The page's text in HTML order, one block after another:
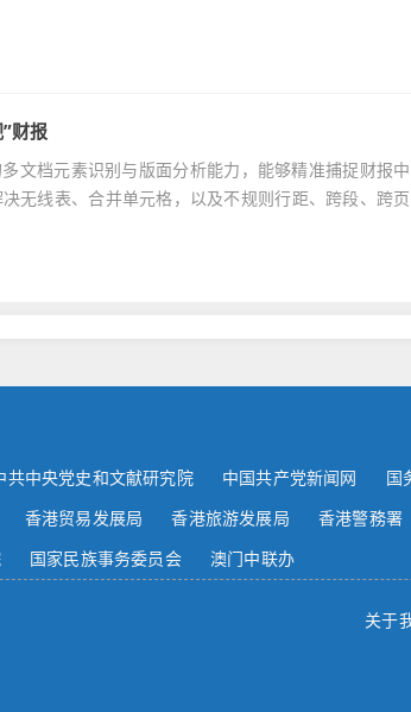
财报
文档元素识别与版面分析能力，能够精准捕捉财报
无线表、合并单元格，以及不规则行距、跨段、跨
共中央党史和文献研究院 中国共产党新闻网 国
香港贸易发展局 香港旅游发展局 香港警務署
国家民族事务委员会 澳门中联办
关于